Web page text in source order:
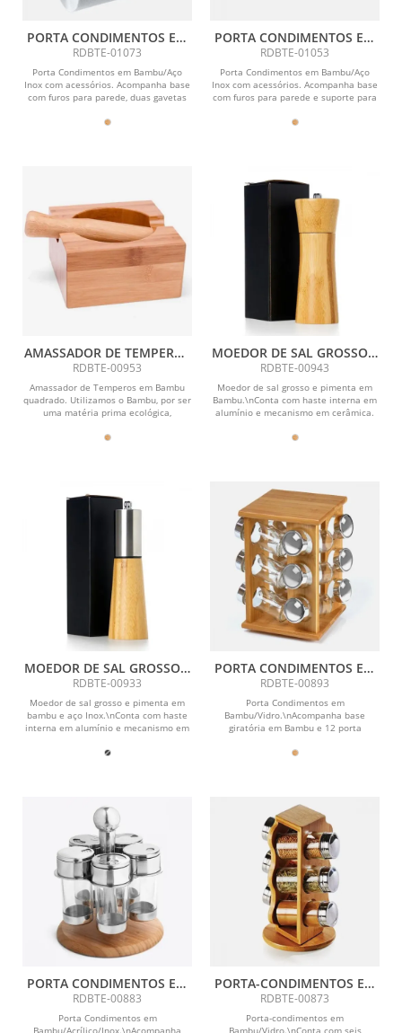
PORTA CONDIMENTOS EM
BAMBU COM ACESSÓRIOS E
GAVETAS
RDBTE-01073
Porta Condimentos em Bambu/Aço
Inox com acessórios. Acompanha base
com furos para parede, duas gavetas
PORTA CONDIMENTOS EM
BAMBU COM ACESSÓRIOS
RDBTE-01053
Porta Condimentos em Bambu/Aço
Inox com acessórios. Acompanha base
com furos para parede e suporte para
AMASSADOR DE TEMPEROS
EM BAMBU QUADRADO
RDBTE-00953
Amassador de Temperos em Bambu
quadrado. Utilizamos o Bambu, por ser
uma matéria prima ecológica,
MOEDOR DE SAL GROSSO E
PIMENTA EM BAMBU
RDBTE-00943
Moedor de sal grosso e pimenta em
Bambu.\nConta com haste interna em
alumínio e mecanismo em cerâmica.
MOEDOR DE SAL GROSSO E
PIMENTA EM BAMBU / INOX
RDBTE-00933
Moedor de sal grosso e pimenta em
bambu e aço Inox.\nConta com haste
interna em alumínio e mecanismo em
PORTA CONDIMENTOS EM
BAMBU - 13 PÇS
RDBTE-00893
Porta Condimentos em
Bambu/Vidro.\nAcompanha base
giratória em Bambu e 12 porta
tampa.\nCapacidade...
PORTA CONDIMENTOS EM
ACRÍLICO/INOX/BAMBU -
SALZBURGO - 6 PÇS
RDBTE-00883
Porta Condimentos em
Bambu/Acrílico/Inox.\nAcompanha
PORTA-CONDIMENTOS EM
BAMBU SALZBURGO - 7 PÇS
RDBTE-00873
Porta-condimentos em
Bambu/Vidro.\nConta com seis